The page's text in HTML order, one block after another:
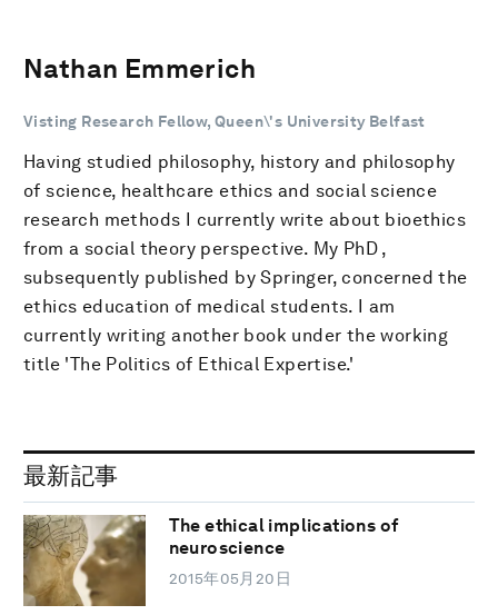
Nathan Emmerich
Visting Research Fellow, Queen\'s University Belfast
Having studied philosophy, history and philosophy
of science, healthcare ethics and social science
research methods I currently write about bioethics
from a social theory perspective. My PhD ,
subsequently published by Springer, concerned the
ethics education of medical students. I am
currently writing another book under the working
title 'The Politics of Ethical Expertise.'
最新記事
The ethical implications of
neuroscience
2015年05月20日